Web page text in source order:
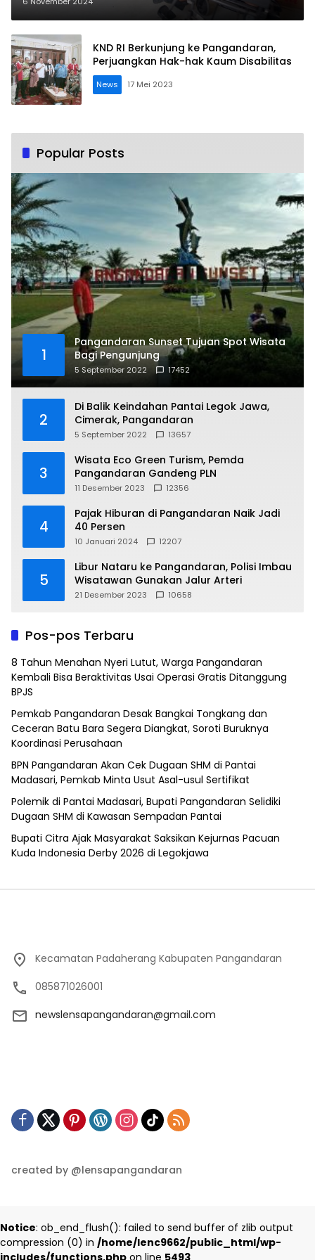
KND RI Berkunjung ke Pangandaran,
Perjuangkan Hak-hak Kaum Disabilitas
News 17 Mei 2023
Popular Posts
1
Pangandaran Sunset Tujuan Spot Wisata
Bagi Pengunjung
5 September 2022 17452
2
Di Balik Keindahan Pantai Legok Jawa,
Cimerak, Pangandaran
5 September 2022 13657
3
Wisata Eco Green Turism, Pemda
Pangandaran Gandeng PLN
11 Desember 2023 12356
4
Pajak Hiburan di Pangandaran Naik Jadi
40 Persen
10 Januari 2024 12207
5
Libur Nataru ke Pangandaran, Polisi Imbau
Wisatawan Gunakan Jalur Arteri
21 Desember 2023 10658
Pos-pos Terbaru
8 Tahun Menahan Nyeri Lutut, Warga Pangandaran
Kembali Bisa Beraktivitas Usai Operasi Gratis Ditanggung
BPJS
Pemkab Pangandaran Desak Bangkai Tongkang dan
Ceceran Batu Bara Segera Diangkat, Soroti Buruknya
Koordinasi Perusahaan
BPN Pangandaran Akan Cek Dugaan SHM di Pantai
Madasari, Pemkab Minta Usut Asal-usul Sertifikat
Polemik di Pantai Madasari, Bupati Pangandaran Selidiki
Dugaan SHM di Kawasan Sempadan Pantai
Bupati Citra Ajak Masyarakat Saksikan Kejurnas Pacuan
Kuda Indonesia Derby 2026 di Legokjawa
Kecamatan Padaherang Kabupaten Pangandaran
085871026001
newslensapangandaran@gmail.com
created by @lensapangandaran
Notice: ob_end_flush(): failed to send buffer of zlib output
compression (0) in /home/lenc9662/public_html/wp-
includes/functions.php on line 5493